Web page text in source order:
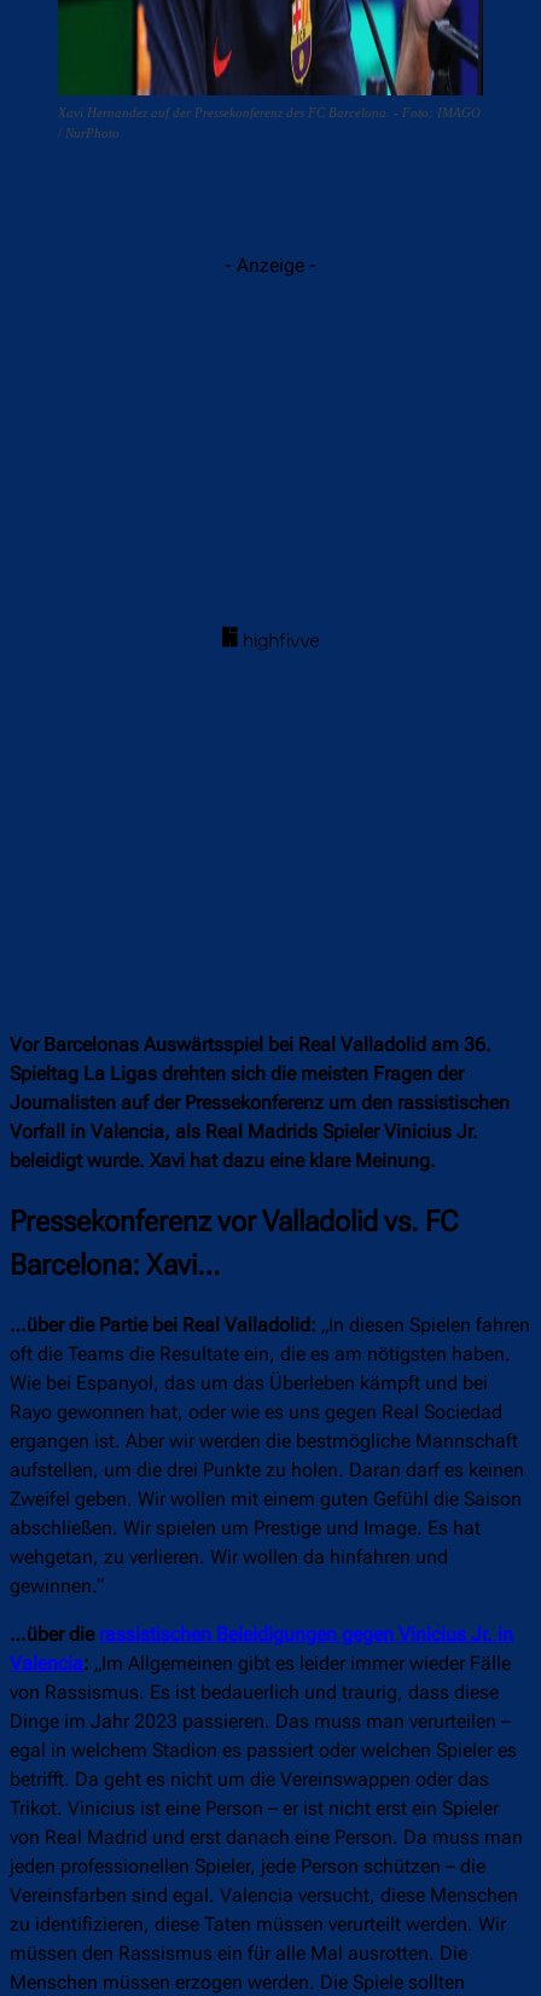
Xavi Hernandez auf der Pressekonferenz des FC Barcelona. - Foto: IMAGO
/ NurPhoto
- Anzeige -
Vor Barcelonas Auswärtsspiel bei Real Valladolid am 36.
Spieltag La Ligas drehten sich die meisten Fragen der
Journalisten auf der Pressekonferenz um den rassistischen
Vorfall in Valencia, als Real Madrids Spieler Vinicius Jr.
beleidigt wurde. Xavi hat dazu eine klare Meinung.
Pressekonferenz vor Valladolid vs. FC
Barcelona: Xavi…
…über die Partie bei Real Valladolid: „In diesen Spielen fahren
oft die Teams die Resultate ein, die es am nötigsten haben.
Wie bei Espanyol, das um das Überleben kämpft und bei
Rayo gewonnen hat, oder wie es uns gegen Real Sociedad
ergangen ist. Aber wir werden die bestmögliche Mannschaft
aufstellen, um die drei Punkte zu holen. Daran darf es keinen
Zweifel geben. Wir wollen mit einem guten Gefühl die Saison
abschließen. Wir spielen um Prestige und Image. Es hat
wehgetan, zu verlieren. Wir wollen da hinfahren und
gewinnen.“
…über die rassistischen Beleidigungen gegen Vinicius Jr. in
Valencia: „Im Allgemeinen gibt es leider immer wieder Fälle
von Rassismus. Es ist bedauerlich und traurig, dass diese
Dinge im Jahr 2023 passieren. Das muss man verurteilen –
egal in welchem Stadion es passiert oder welchen Spieler es
betrifft. Da geht es nicht um die Vereinswappen oder das
Trikot. Vinicius ist eine Person – er ist nicht erst ein Spieler
von Real Madrid und erst danach eine Person. Da muss man
jeden professionellen Spieler, jede Person schützen – die
Vereinsfarben sind egal. Valencia versucht, diese Menschen
zu identifizieren, diese Taten müssen verurteilt werden. Wir
müssen den Rassismus ein für alle Mal ausrotten. Die
Menschen müssen erzogen werden. Die Spiele sollten